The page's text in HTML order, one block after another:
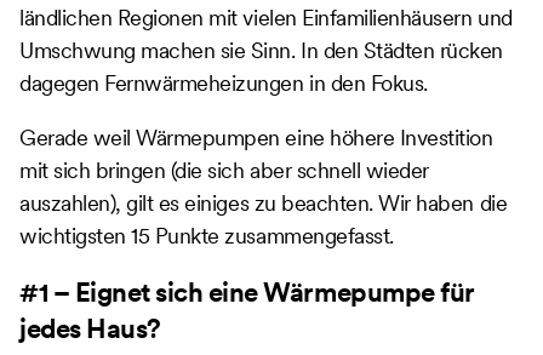
ländlichen Regionen mit vielen Einfamilienhäusern und
Umschwung machen sie Sinn. In den Städten rücken
dagegen Fernwärmeheizungen in den Fokus.
Gerade weil Wärmepumpen eine höhere Investition
mit sich bringen (die sich aber schnell wieder
auszahlen), gilt es einiges zu beachten. Wir haben die
wichtigsten 15 Punkte zusammengefasst.
#1 – Eignet sich eine Wärmepumpe für
jedes Haus?